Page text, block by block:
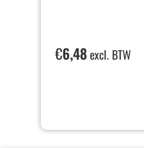
€6,48excl. BTW